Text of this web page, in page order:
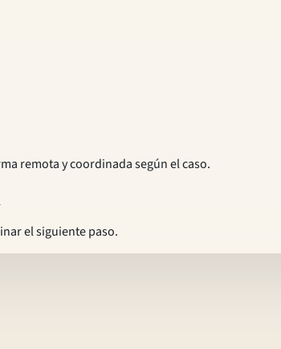
remota y coordinada según el caso.
el siguiente paso.